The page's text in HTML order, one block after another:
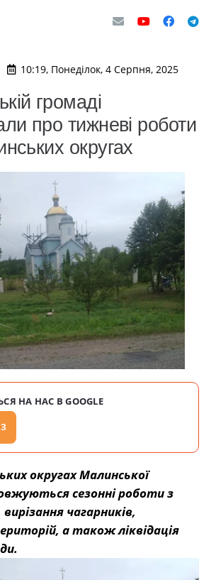
10:19, Понеділок, 4 Серпня, 2025
громаді
про тижневі роботи
округах
НА НАС В GOOGLE
округах Малинської
сезонні роботи з
чагарників,
а також ліквідація